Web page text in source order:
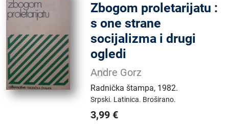
Zbogom proletarijatu :
s one strane
socijalizma i drugi
ogledi
Andre Gorz
Radnička štampa, 1982.
Srpski. Latinica. Broširano.
3,99 €